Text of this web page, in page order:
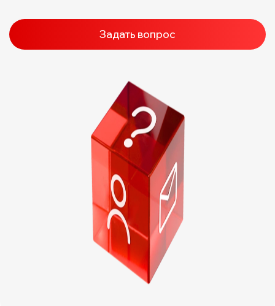
Задать вопрос